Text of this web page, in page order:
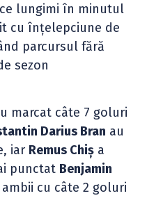
lungimi în minutul
cu înțelepciune de
parcursul fără
sezon
marcat câte 7 goluri
Darius Bran au
iar Remus Chiș a
punctat Benjamin
ambii cu câte 2 goluri